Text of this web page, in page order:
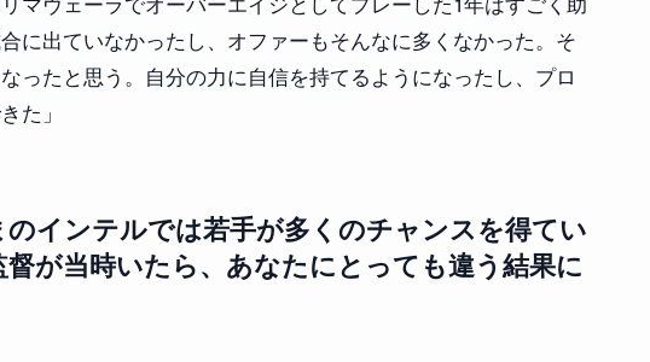
に出ていなかったし、オファーもそんなに多くなかった。そ
ったと思う。自分の力に自信を持てるようになったし、プロ
た」
インテルでは若手が多くのチャンスを得てい
が当時いたら、あなたにとっても違う結果に